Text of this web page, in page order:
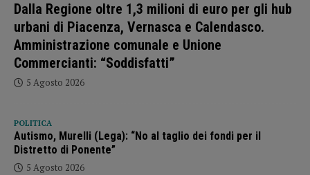
Dalla Regione oltre 1,3 milioni di euro per gli hub
urbani di Piacenza, Vernasca e Calendasco.
Amministrazione comunale e Unione
Commercianti: “Soddisfatti”
5 Agosto 2026
POLITICA
Autismo, Murelli (Lega): “No al taglio dei fondi per il
Distretto di Ponente”
5 Agosto 2026